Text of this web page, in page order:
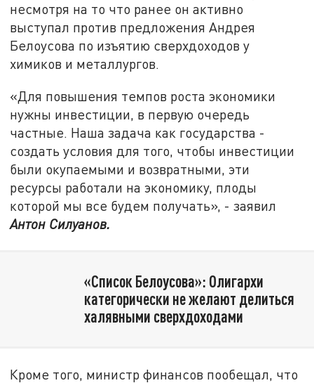
несмотря на то что ранее он активно
выступал против предложения Андрея
Белоусова по изъятию сверхдоходов у
химиков и металлургов.
«Для повышения темпов роста экономики
нужны инвестиции, в первую очередь
частные. Наша задача как государства -
создать условия для того, чтобы инвестиции
были окупаемыми и возвратными, эти
ресурсы работали на экономику, плоды
которой мы все будем получать», - заявил
Антон Силуанов.
«Список Белоусова»: Олигархи
категорически не желают делиться
халявными сверхдоходами
Кроме того, министр финансов пообещал, что